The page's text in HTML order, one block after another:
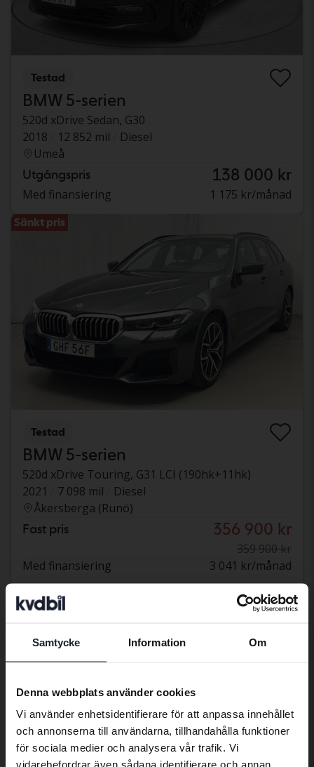
Samtycke Information Om
Denna webbplats använder cookies
Vi använder enhetsidentifierare för att anpassa innehållet
och annonserna till användarna, tillhandahålla funktioner
för sociala medier och analysera vår trafik. Vi
vidarebefordrar även sådana identifierare och annan
Testad
BMW 5-serien
520d xDrive Sedan, G30
2018
12 852 mil
Diesel
Umeå
Utgångspris 138 000 kr
Med finansiering 1 175 kr/månad
Sänkt pris
Testad
BMW 5-serien
520d xDrive Touring, G31 LCI (190hk+11hk)
2021
7 098 mil
Diesel
Åkersberga (Runö)
Fast pris 356 900 kr
359 900 kr
Med finansiering
3 041 kr/månad
Sänkt pris
Preferred language
We have detected that your browser
Swedish. To better service our friends
abroad we have an English language
site (kvdcars.com) that contains all the